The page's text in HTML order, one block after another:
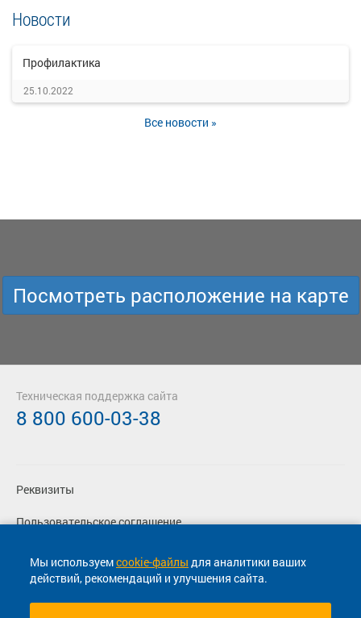
Новости
Профилактика
25.10.2022
Все новости »
Мы используемcookie-файлы для аналитики ваших
действий, рекомендаций и улучшения сайта.
Посмотреть расположение на карте
Реквизиты
Пользовательское соглашение
Политика конфиденциальности
Согласие на маркетинговые сообщения
Техническая поддержка сайта
8 800 600-03-38